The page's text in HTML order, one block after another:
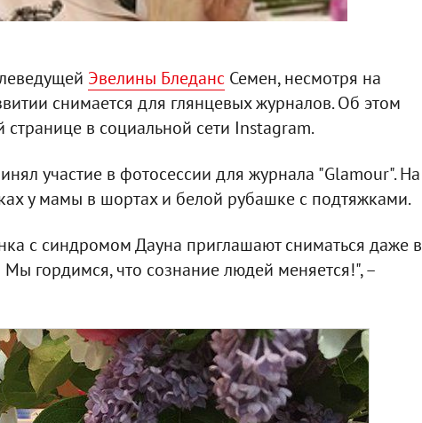
Эвелины Бледанс Семен, несмотря на
снимается для глянцевых журналов. Об этом
странице в социальной сети Instagram.
участие в фотосессии для журнала "Glamour". На
у мамы в шортах и белой рубашке с подтяжками.
с синдромом Дауна приглашают сниматься даже в
гордимся, что сознание людей меняется!", –